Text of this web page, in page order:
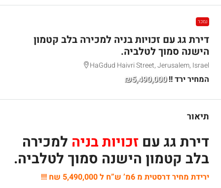
נמכר
דירת גג עם זכויות בניה למכירה בלב קטמון
הישנה סמוך לטלביה.
HaGdud Haivri Street, Jerusalem, Israel
המחיר ירד !!₪5,490,000
תיאור
דירת גג עם זכויות בניה למכירה
בלב קטמון הישנה סמוך לטלביה.
ירידת מחיר דרסטית מ 6מ’ ש”ח ל 5,490,000 שח !!!